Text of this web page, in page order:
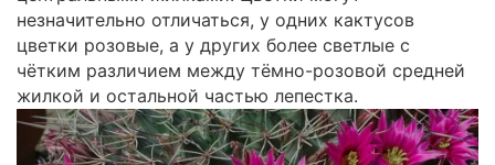
незначительно отличаться, у одних кактусов
цветки розовые, а у других более светлые с
чётким различием между тёмно-розовой средней
жилкой и остальной частью лепестка.